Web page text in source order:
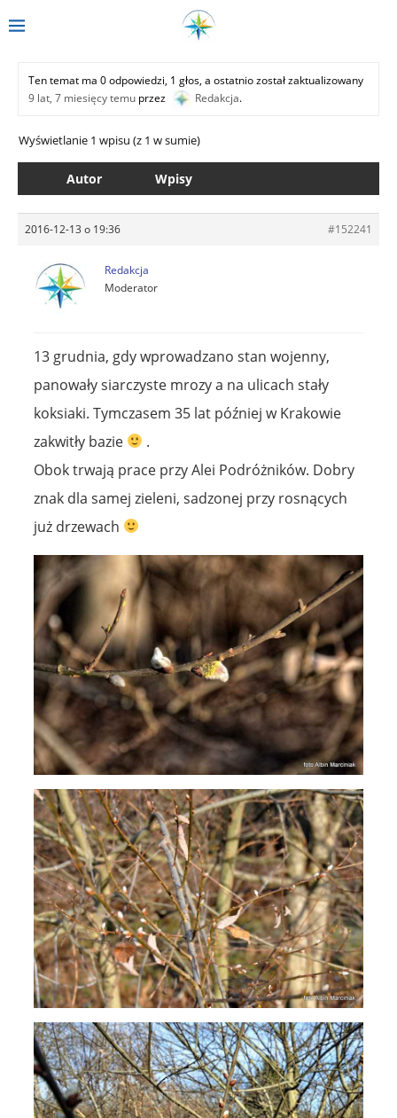
Ten temat ma 0 odpowiedzi, 1 głos, a ostatnio został zaktualizowany
9 lat, 7 miesięcy temu przez Redakcja.
Wyświetlanie 1 wpisu (z 1 w sumie)
Autor Wpisy
2016-12-13 o 19:36 #152241
Redakcja
Moderator
13 grudnia, gdy wprowadzano stan wojenny,
panowały siarczyste mrozy a na ulicach stały
koksiaki. Tymczasem 35 lat później w Krakowie
zakwitły bazie
.
Obok trwają prace przy Alei Podróżników. Dobry
znak dla samej zieleni, sadzonej przy rosnących
już drzewach